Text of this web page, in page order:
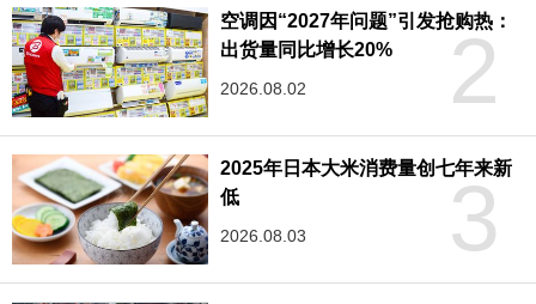
2
空调因“2027年问题”引发抢购热：
出货量同比增长20%
2026.08.02
3
2025年日本大米消费量创七年来新
低
2026.08.03